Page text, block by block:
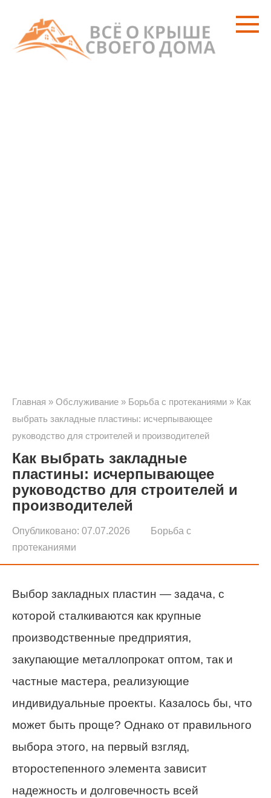
контенту
Главная » Обслуживание » Борьба с протеканиями » Как
выбрать закладные пластины: исчерпывающее
руководство для строителей и производителей
Как выбрать закладные
пластины: исчерпывающее
руководство для строителей и
производителей
Опубликовано: 07.07.2026
Борьба с
протеканиями
Выбор закладных пластин — задача, с
которой сталкиваются как крупные
производственные предприятия,
закупающие металлопрокат оптом, так и
частные мастера, реализующие
индивидуальные проекты. Казалось бы, что
может быть проще? Однако от правильного
выбора этого, на первый взгляд,
второстепенного элемента зависит
надежность и долговечность всей